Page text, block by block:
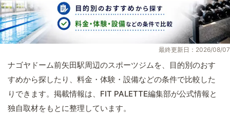
最終更新日：2026/08/07
ナゴヤドーム前矢田駅周辺のスポーツジムを、目的別のおす
すめから探したり、料金・体験・設備などの条件で比較した
りできます。掲載情報は、FIT PALETTE編集部が公式情報と
独自取材をもとに整理しています。